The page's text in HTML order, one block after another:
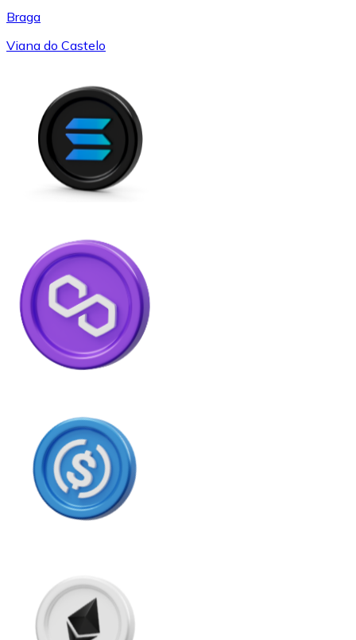
Braga
Viana do Castelo